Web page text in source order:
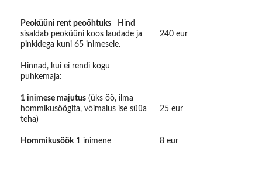
Peoküüni rent peoõhtuks
Hind
sisaldab peoküüni koos laudade ja
pinkidega kuni 65 inimesele.
240 eur
Hinnad, kui ei rendi kogu
puhkemaja:
1 inimese majutus(üks öö, ilma
hommikusöögita, võimalus ise süüa
teha)
25 eur
Hommikusöök1 inimene 8 eur